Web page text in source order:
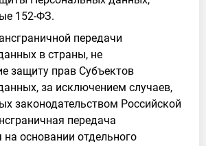
152-ФЗ.
передачи
в страны, не
защиту прав Субъектов
за исключением случаев,
законодательством Российской
передача
на основании отдельного